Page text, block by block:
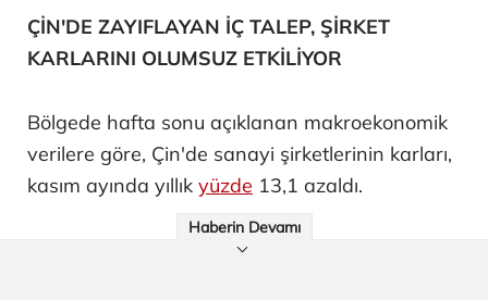
ÇİN'DE ZAYIFLAYAN İÇ TALEP, ŞİRKET
KARLARINI OLUMSUZ ETKİLİYOR
Bölgede hafta sonu açıklanan makroekonomik
verilere göre, Çin'de sanayi şirketlerinin karları,
kasım ayında yıllık yüzde 13,1 azaldı.
Haberin Devamı